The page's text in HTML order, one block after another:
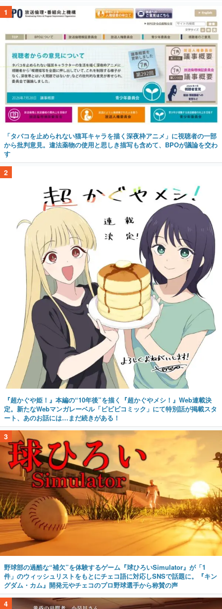
1
「タバコを止められない猫耳キャラを描く深夜枠アニメ」に視聴者の一部
から批判意見。違法薬物の使用と思しき描写も含めて、BPOが議論を交わ
す
2
『超かぐや姫！』本編の“10年後”を描く『超かぐやメシ！』Web連載決
定。新たなWebマンガレーベル「ビビビコミック」にて特別話が掲載スタ
ート、あのお話には…まだ続きがある！
3
野球部の過酷な“補欠”を体験するゲーム『球ひろいSimulator』が「1
件」のウィッシュリストをもとにチェコ語に対応しSNSで話題に。『キン
グダム・カム』開発元やチェコのプロ野球選手から称賛の声
4